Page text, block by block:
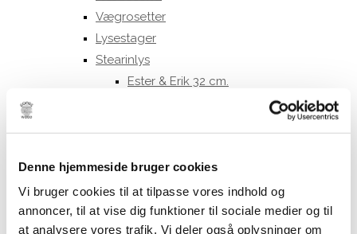
Denne hjemmeside bruger cookies
Vi bruger cookies til at tilpasse vores indhold og
annoncer, til at vise dig funktioner til sociale medier og til
at analysere vores trafik. Vi deler også oplysninger om
Vægrosetter
Lysestager
Stearinlys
Ester & Erik 32 cm.
30 cm.
40 cm.
LED bloklys